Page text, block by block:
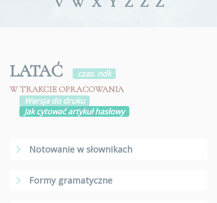
LATAĆ
czas. ndk
W TRAKCIE OPRACOWANIA
Wersja do druku
Jak cytować artykuł hasłowy
Notowanie w słownikach
Formy gramatyczne